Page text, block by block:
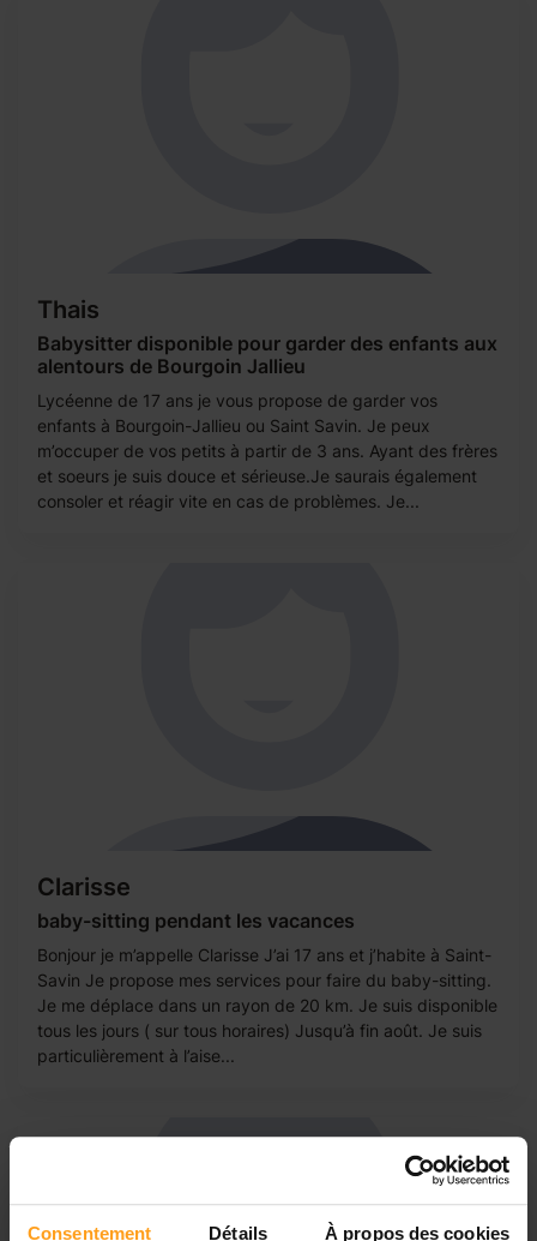
Consentement Détails À propos des cookies
Thais
Babysitter disponible pour garder des enfants aux
alentours de Bourgoin Jallieu
Lycéenne de 17 ans je vous propose de garder vos
enfants à Bourgoin-Jallieu ou Saint Savin. Je peux
m’occuper de vos petits à partir de 3 ans. Ayant des frères
et soeurs je suis douce et sérieuse.Je saurais également
consoler et réagir vite en cas de problèmes. Je...
Clarisse
baby-sitting pendant les vacances
Bonjour je m’appelle Clarisse J’ai 17 ans et j’habite à Saint-
Savin Je propose mes services pour faire du baby-sitting.
Je me déplace dans un rayon de 20 km. Je suis disponible
tous les jours ( sur tous horaires) Jusqu’à fin août. Je suis
particulièrement à l’aise...